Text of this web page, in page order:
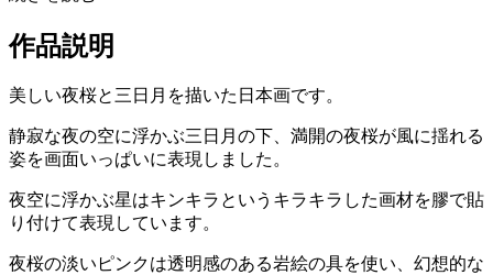
作品説明
美しい夜桜と三日月を描いた日本画です。
静寂な夜の空に浮かぶ三日月の下、満開の夜桜が風に揺れる
姿を画面いっぱいに表現しました。
夜空に浮かぶ星はキンキラというキラキラした画材を膠で貼
り付けて表現しています。
夜桜の淡いピンクは透明感のある岩絵の具を使い、幻想的な